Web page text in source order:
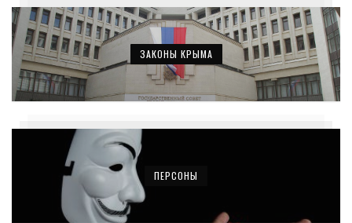
ЗАКОНЫ КРЫМА
ПЕРСОНЫ